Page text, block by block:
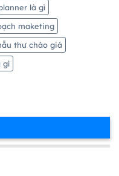
là gì
maketing
thư chào giá
gì